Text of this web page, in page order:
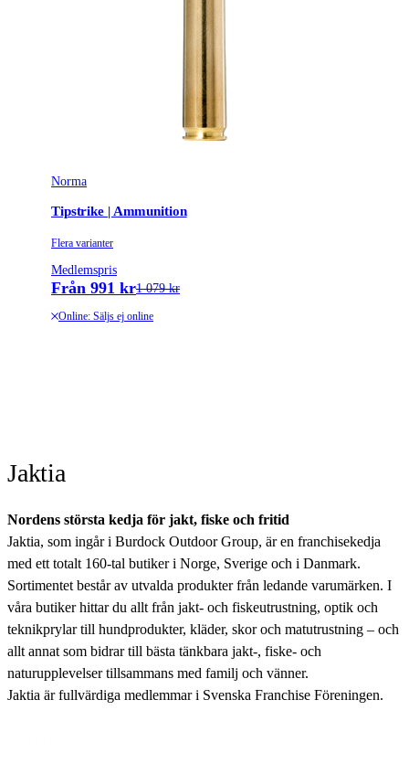
Norma
Tipstrike | Ammunition
Flera varianter
Medlemspris
Från 991 kr1 079 kr
Online: Säljs ej online
Jaktia
Nordens största kedja för jakt, fiske och fritid
Jaktia, som ingår i Burdock Outdoor Group, är en franchisekedja
med ett totalt 160-tal butiker i Norge, Sverige och i Danmark.
Sortimentet består av utvalda produkter från ledande varumärken. I
våra butiker hittar du allt från jakt- och fiskeutrustning, optik och
teknikprylar till hundprodukter, kläder, skor och matutrustning – och
allt annat som bidrar till bästa tänkbara jakt-, fiske- och
naturupplevelser tillsammans med familj och vänner.
Jaktia är fullvärdiga medlemmar i Svenska Franchise Föreningen.